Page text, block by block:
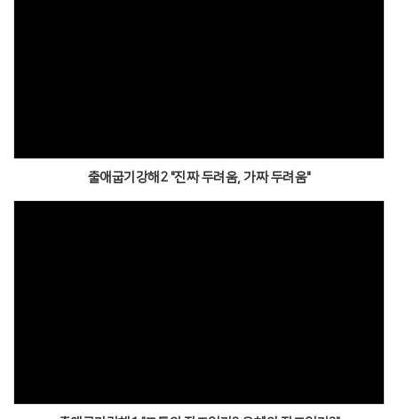
출애굽기강해2 "진짜 두려움, 가짜 두려움"